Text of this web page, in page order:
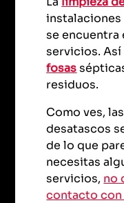
se encuentra
servicios.
fosas
residuos.
Como ves,
desatascos
de lo que
necesitas
servicios, no
contacto